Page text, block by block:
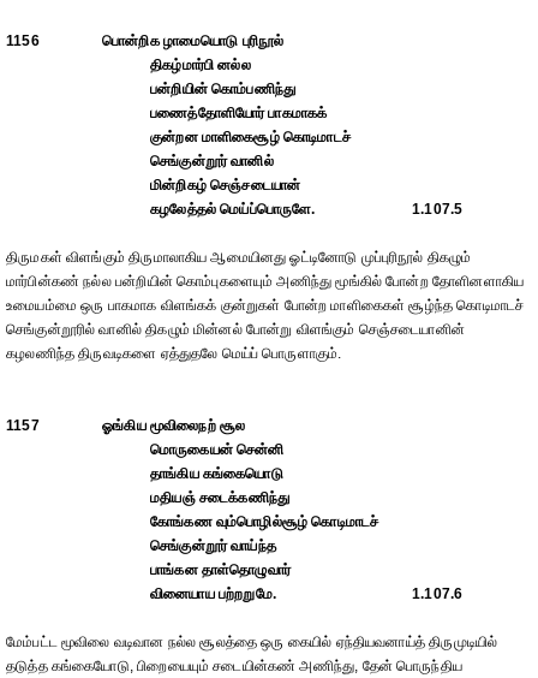
1156
பொன்றிக ழாமையொடு புரிநூல்
திகழ்மார்பி னல்ல
பன்றியின் கொம்பணிந்து
பணைத்தோளியோர் பாகமாகக்
குன்றன மாளிகைசூழ் கொடிமாடச்
செங்குன்றூர் வானில்
மின்றிகழ் செஞ்சடையான்
கழலேத்தல் மெய்ப்பொருளே.
1.107.5
திருமகள் விளங்கும் திருமாலாகிய ஆமையினது ஓட்டினோடு முப்புரிநூல் திகழும்
மார்பின்கண் நல்ல பன்றியின் கொம்புகளையும் அணிந்து மூங்கில் போன்ற தோளினளாகிய
உமையம்மை ஒரு பாகமாக விளங்கக் குன்றுகள் போன்ற மாளிகைகள் சூழ்ந்த கொடிமாடச்
செங்குன்றூரில் வானில் திகழும் மின்னல் போன்று விளங்கும் செஞ்சடையானின்
கழலணிந்த திருவடிகளை ஏத்துதலே மெய்ப் பொருளாகும்.
1157
ஓங்கிய மூவிலைநற் சூல
மொருகையன் சென்னி
தாங்கிய கங்கையொடு
மதியஞ் சடைக்கணிந்து
கோங்கண வும்பொழில்சூழ் கொடிமாடச்
செங்குன்றூர் வாய்ந்த
பாங்கன தாள்தொழுவார்
வினையாய பற்றறுமே.
1.107.6
மேம்பட்ட மூவிலை வடிவான நல்ல சூலத்தை ஒரு கையில் ஏந்தியவனாய்த் திருமுடியில்
தடுத்த கங்கையோடு, பிறையையும் சடையின்கண் அணிந்து, தேன் பொருந்திய